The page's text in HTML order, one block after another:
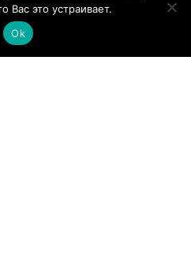
винтовой компрессор
Вас это устраивает.
Ok